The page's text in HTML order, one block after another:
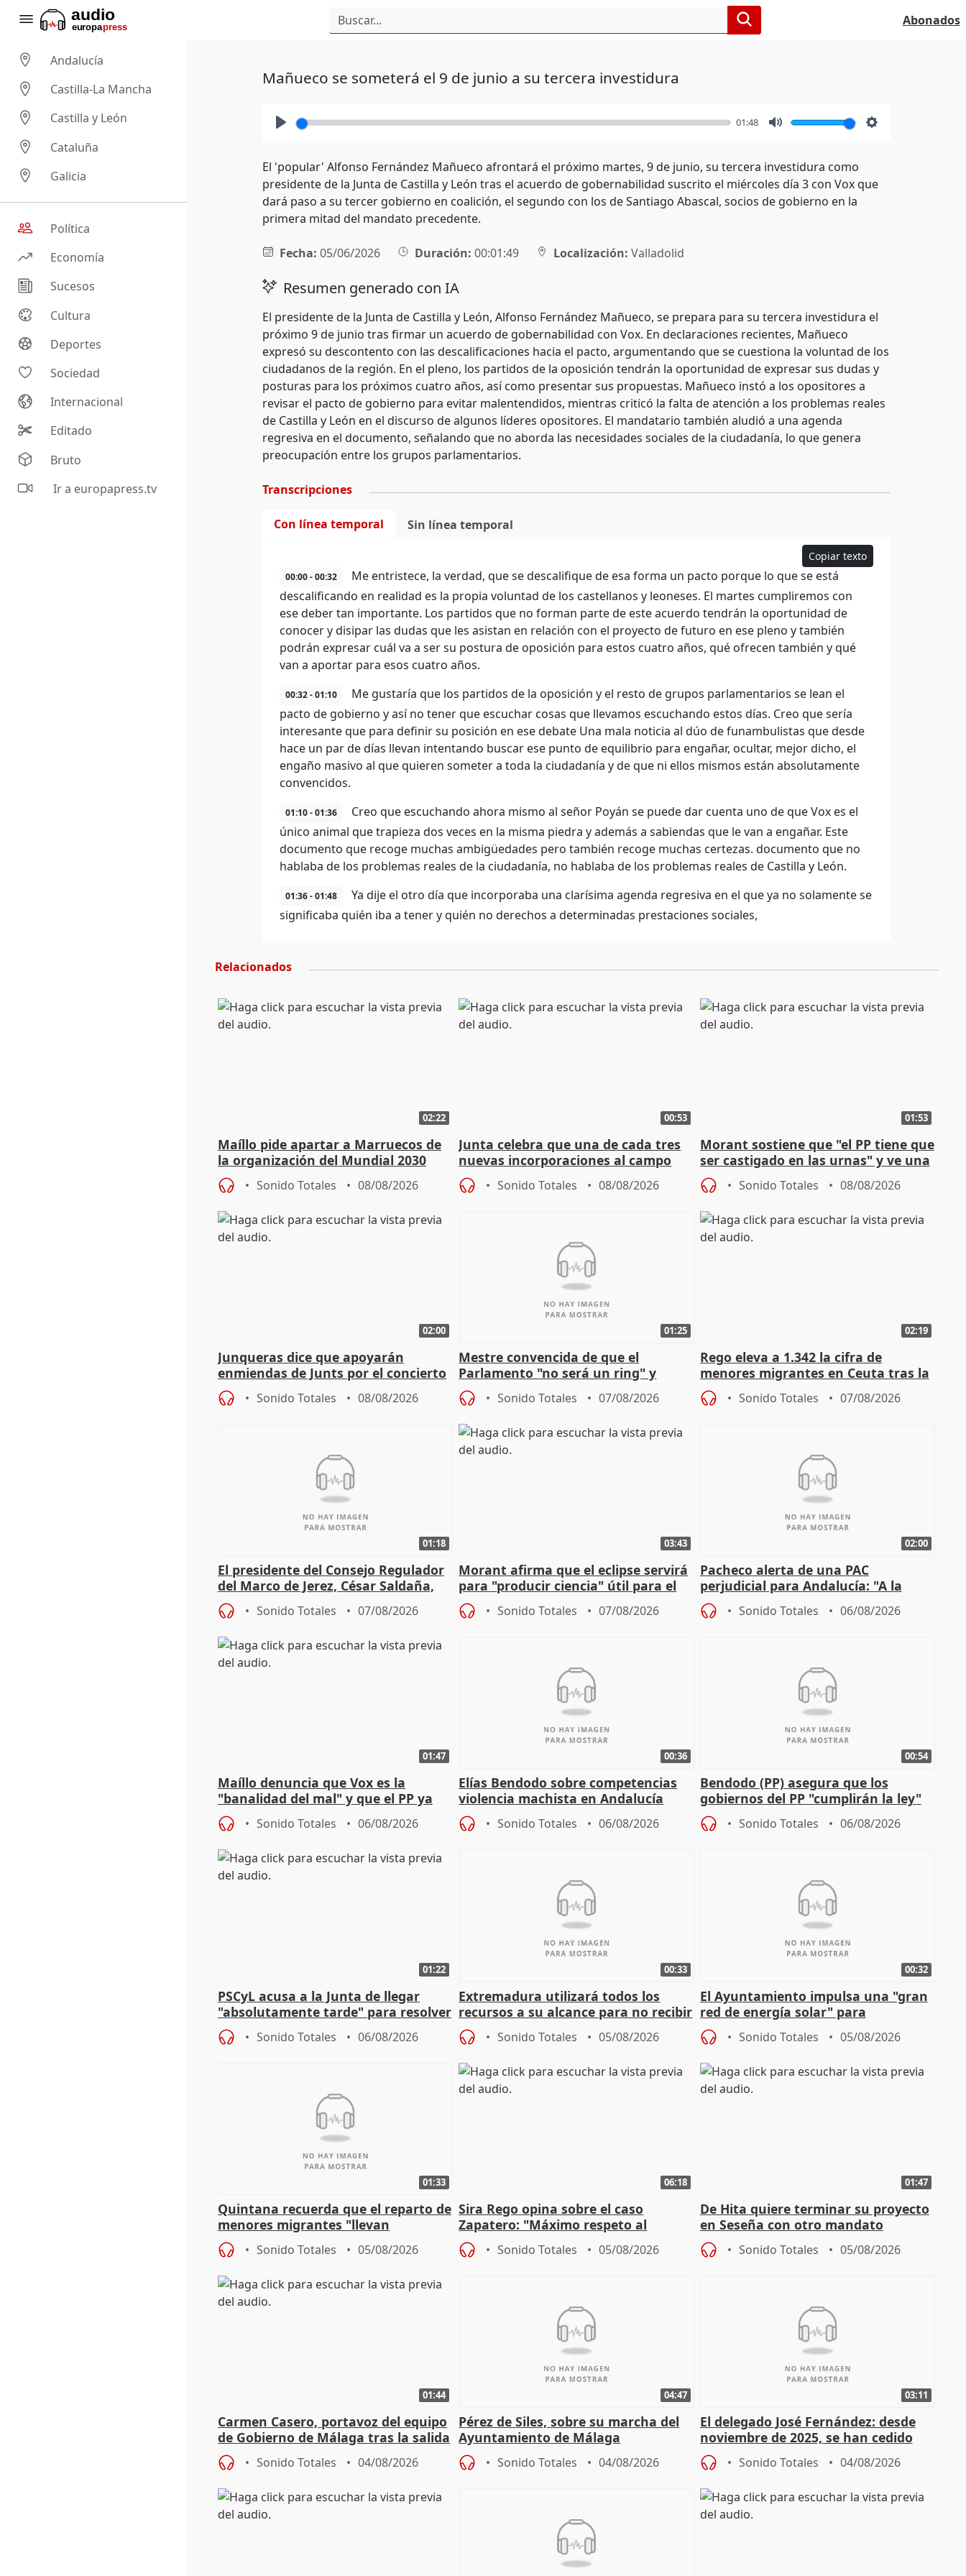
Abonados
Andalucía
Castilla-La Mancha
Castilla y León
Cataluña
Galicia
Política
Economía
Sucesos
Cultura
Deportes
Sociedad
Internacional
Editado
Bruto
Ir a europapress.tv
Mañueco se someterá el 9 de junio a su tercera investidura
01:48
El 'popular' Alfonso Fernández Mañueco afrontará el próximo martes, 9 de junio, su tercera investidura como
presidente de la Junta de Castilla y León tras el acuerdo de gobernabilidad suscrito el miércoles día 3 con Vox que
dará paso a su tercer gobierno en coalición, el segundo con los de Santiago Abascal, socios de gobierno en la
primera mitad del mandato precedente.
Fecha: 05/06/2026 Duración: 00:01:49 Localización: Valladolid
Resumen generado con IA
El presidente de la Junta de Castilla y León, Alfonso Fernández Mañueco, se prepara para su tercera investidura el
próximo 9 de junio tras firmar un acuerdo de gobernabilidad con Vox. En declaraciones recientes, Mañueco
expresó su descontento con las descalificaciones hacia el pacto, argumentando que se cuestiona la voluntad de los
ciudadanos de la región. En el pleno, los partidos de la oposición tendrán la oportunidad de expresar sus dudas y
posturas para los próximos cuatro años, así como presentar sus propuestas. Mañueco instó a los opositores a
revisar el pacto de gobierno para evitar malentendidos, mientras criticó la falta de atención a los problemas reales
de Castilla y León en el discurso de algunos líderes opositores. El mandatario también aludió a una agenda
regresiva en el documento, señalando que no aborda las necesidades sociales de la ciudadanía, lo que genera
preocupación entre los grupos parlamentarios.
Transcripciones
Con línea temporal Sin línea temporal
Copiar texto
00:00 - 00:32
Me entristece, la verdad, que se descalifique de esa forma un pacto porque lo que se está
descalificando en realidad es la propia voluntad de los castellanos y leoneses. El martes cumpliremos con
ese deber tan importante. Los partidos que no forman parte de este acuerdo tendrán la oportunidad de
conocer y disipar las dudas que les asistan en relación con el proyecto de futuro en ese pleno y también
podrán expresar cuál va a ser su postura de oposición para estos cuatro años, qué ofrecen también y qué
van a aportar para esos cuatro años.
00:32 - 01:10
Me gustaría que los partidos de la oposición y el resto de grupos parlamentarios se lean el
pacto de gobierno y así no tener que escuchar cosas que llevamos escuchando estos días. Creo que sería
interesante que para definir su posición en ese debate Una mala noticia al dúo de funambulistas que desde
hace un par de días llevan intentando buscar ese punto de equilibrio para engañar, ocultar, mejor dicho, el
engaño masivo al que quieren someter a toda la ciudadanía y de que ni ellos mismos están absolutamente
convencidos.
01:10 - 01:36
Creo que escuchando ahora mismo al señor Poyán se puede dar cuenta uno de que Vox es el
único animal que trapieza dos veces en la misma piedra y además a sabiendas que le van a engañar. Este
documento que recoge muchas ambigüedades pero también recoge muchas certezas. documento que no
hablaba de los problemas reales de la ciudadanía, no hablaba de los problemas reales de Castilla y León.
01:36 - 01:48
Ya dije el otro día que incorporaba una clarísima agenda regresiva en el que ya no solamente se
significaba quién iba a tener y quién no derechos a determinadas prestaciones sociales,
Relacionados
02:22
Maíllo pide apartar a Marruecos de
la organización del Mundial 2030
Sonido Totales 08/08/2026
00:53
Junta celebra que una de cada tres
nuevas incorporaciones al campo
andaluz son mujeres jóvenes
Sonido Totales 08/08/2026
01:53
Morant sostiene que "el PP tiene que
ser castigado en las urnas" y ve una
"pulsión de cambio"
Sonido Totales 08/08/2026
02:00
Junqueras dice que apoyarán
enmiendas de Junts por el concierto
en el trámite de financiación
Sonido Totales 08/08/2026
01:25
Mestre convencida de que el
Parlamento "no será un ring" y
defiende "estabilidad" del pacto con
Vox
Sonido Totales 07/08/2026
02:19
Rego eleva a 1.342 la cifra de
menores migrantes en Ceuta tras la
entrada masiva
Sonido Totales 07/08/2026
01:18
El presidente del Consejo Regulador
del Marco de Jerez, César Saldaña,
sobre exportaciones
Sonido Totales 07/08/2026
03:43
Morant afirma que el eclipse servirá
para "producir ciencia" útil para el
resto del mundo
Sonido Totales 07/08/2026
02:00
Pacheco alerta de una PAC
perjudicial para Andalucía: "A la
agricultura hay que protegerla"
Sonido Totales 06/08/2026
01:47
Maíllo denuncia que Vox es la
"banalidad del mal" y que el PP ya
asume todas sus tesis
Sonido Totales 06/08/2026
00:36
Elías Bendodo sobre competencias
violencia machista en Andalucía
Sonido Totales 06/08/2026
00:54
Bendodo (PP) asegura que los
gobiernos del PP "cumplirán la ley"
sobre los menores migrantes
Sonido Totales 06/08/2026
01:22
PSCyL acusa a la Junta de llegar
"absolutamente tarde" para resolver
problemas como Newcastle
Sonido Totales 06/08/2026
00:33
Extremadura utilizará todos los
recursos a su alcance para no recibir
más menores migrantes
Sonido Totales 05/08/2026
00:32
El Ayuntamiento impulsa una "gran
red de energía solar" para
autoconsumo
Sonido Totales 05/08/2026
01:33
Quintana recuerda que el reparto de
menores migrantes "llevan
aportación del Gobierno" central
Sonido Totales 05/08/2026
06:18
Sira Rego opina sobre el caso
Zapatero: "Máximo respeto al
proceso judicial"
Sonido Totales 05/08/2026
01:47
De Hita quiere terminar su proyecto
en Seseña con otro mandato
Sonido Totales 05/08/2026
01:44
Carmen Casero, portavoz del equipo
de Gobierno de Málaga tras la salida
de Pérez de Siles
Sonido Totales 04/08/2026
04:47
Pérez de Siles, sobre su marcha del
Ayuntamiento de Málaga
Sonido Totales 04/08/2026
03:11
El delegado José Fernández: desde
noviembre de 2025, se han cedido
9.810 ayudas por nacimiento
Sonido Totales 04/08/2026